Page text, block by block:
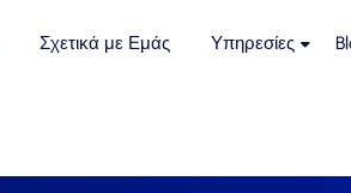
Σχετικά με Εμάς Υπηρεσίες